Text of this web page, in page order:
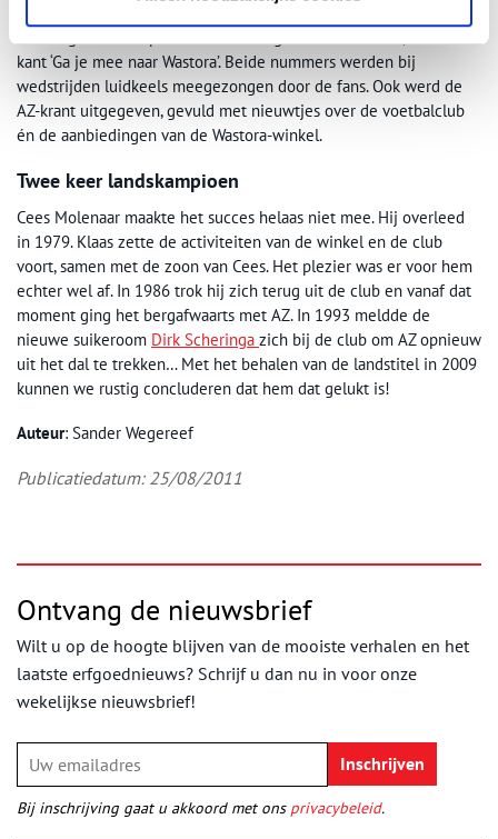
kant ‘Ga je mee naar Wastora’. Beide nummers werden bij
wedstrijden luidkeels meegezongen door de fans. Ook werd de
AZ-krant uitgegeven, gevuld met nieuwtjes over de voetbalclub
én de aanbiedingen van de Wastora-winkel.
Twee keer landskampioen
Cees Molenaar maakte het succes helaas niet mee. Hij overleed
in 1979. Klaas zette de activiteiten van de winkel en de club
voort, samen met de zoon van Cees. Het plezier was er voor hem
echter wel af. In 1986 trok hij zich terug uit de club en vanaf dat
moment ging het bergafwaarts met AZ. In 1993 meldde de
nieuwe suikeroom Dirk Scheringa zich bij de club om AZ opnieuw
uit het dal te trekken… Met het behalen van de landstitel in 2009
kunnen we rustig concluderen dat hem dat gelukt is!
Auteur: Sander Wegereef
Publicatiedatum: 25/08/2011
Ontvang de nieuwsbrief
Wilt u op de hoogte blijven van de mooiste verhalen en het
laatste erfgoednieuws? Schrijf u dan nu in voor onze
wekelijkse nieuwsbrief!
Bij inschrijving gaat u akkoord met ons privacybeleid.